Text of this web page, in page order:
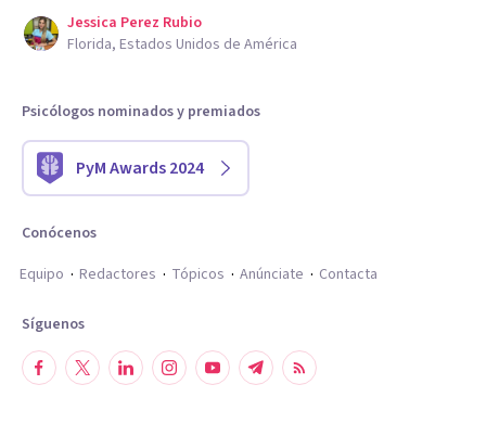
Jessica Perez Rubio
Florida, Estados Unidos de América
Psicólogos nominados y premiados
PyM Awards 2024
Conócenos
Equipo
Redactores Tópicos Anúnciate Contacta
Síguenos